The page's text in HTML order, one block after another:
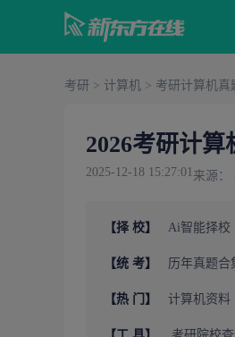
考研 > 计算机 > 考研计算机真
2026考研计
2025-12-18 15:27:01来源：
【择 校】 Ai智能择校
【统 考】 历年真题合
【热 门】 计算机资料